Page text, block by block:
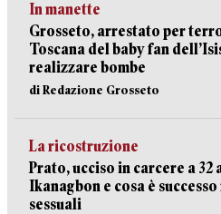
In manette
Grosseto, arrestato per
Toscana del baby fan
realizzare bombe
di Redazione Grosseto
La ricostruzione
Prato, ucciso in carcere a 32
Ikanagbon e cosa è
sessuali